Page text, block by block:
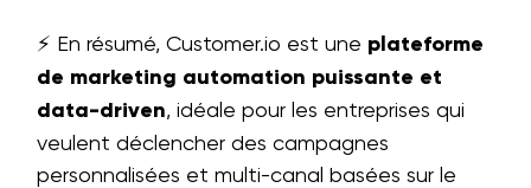
⚡ En résumé, Customer.io est une plateforme
de marketing automation puissante et
data-driven, idéale pour les entreprises qui
veulent déclencher des campagnes
personnalisées et multi-canal basées sur le